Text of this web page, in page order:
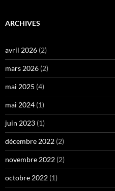
ARCHIVES
avril 2026 (2)
mars 2026 (2)
mai 2025 (4)
mai 2024 (1)
juin 2023 (1)
décembre 2022 (2)
novembre 2022 (2)
octobre 2022 (1)